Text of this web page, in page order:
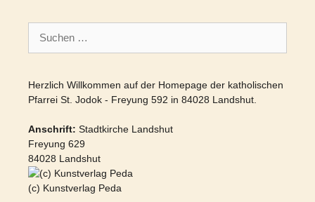
nach:
Herzlich Willkommen auf der Homepage der katholischen
Pfarrei St. Jodok - Freyung 592 in 84028 Landshut.
Anschrift: Stadtkirche Landshut
Freyung 629
84028 Landshut
(c) Kunstverlag Peda